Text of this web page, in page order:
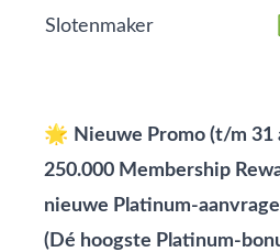
Slotenmaker
🌟 Nieuwe Promo (t/m 31
250.000 Membership
nieuwe
(Dé hoogste